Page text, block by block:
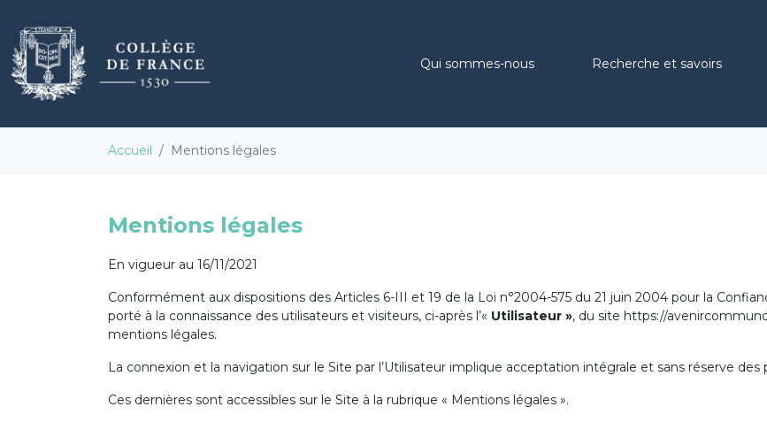
Qui sommes-nous Recherche et savoirs
Accueil Mentions légales
Mentions légales
En vigueur au 16/11/2021
Conformément aux dispositions des Articles 6-III et 19 de la Loi n°2004-575 du 21 juin 2004 pour la
porté à la connaissance des utilisateurs et visiteurs, ci-après l’« Utilisateur », du site https://
mentions légales.
La connexion et la navigation sur le Site par l’Utilisateur implique acceptation intégrale et sans réserve
Ces dernières sont accessibles sur le Site à la rubrique « Mentions légales ».